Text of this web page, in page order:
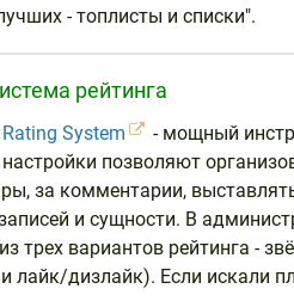
- топлисты и списки".
рейтинга
Rating System
- мощный
позволяют
за комментарии,
и сущности. В
трех вариантов рейтинга -
лайк/дизлайк). Если искали